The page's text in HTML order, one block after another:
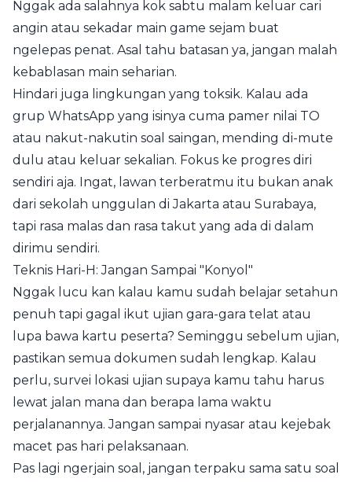
Nggak ada salahnya kok sabtu malam keluar cari
angin atau sekadar main game sejam buat
ngelepas penat. Asal tahu batasan ya, jangan malah
kebablasan main seharian.
Hindari juga lingkungan yang toksik. Kalau ada
grup WhatsApp yang isinya cuma pamer nilai TO
atau nakut-nakutin soal saingan, mending di-mute
dulu atau keluar sekalian. Fokus ke progres diri
sendiri aja. Ingat, lawan terberatmu itu bukan anak
dari sekolah unggulan di Jakarta atau Surabaya,
tapi rasa malas dan rasa takut yang ada di dalam
dirimu sendiri.
Teknis Hari-H: Jangan Sampai "Konyol"
Nggak lucu kan kalau kamu sudah belajar setahun
penuh tapi gagal ikut ujian gara-gara telat atau
lupa bawa kartu peserta? Seminggu sebelum ujian,
pastikan semua dokumen sudah lengkap. Kalau
perlu, survei lokasi ujian supaya kamu tahu harus
lewat jalan mana dan berapa lama waktu
perjalanannya. Jangan sampai nyasar atau kejebak
macet pas hari pelaksanaan.
Pas lagi ngerjain soal, jangan terpaku sama satu soal